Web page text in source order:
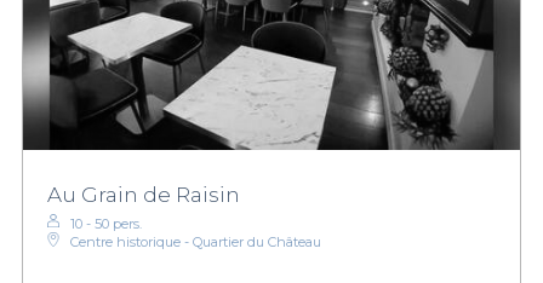
Au Grain de Raisin
10 - 50 pers.
Centre historique - Quartier du Château